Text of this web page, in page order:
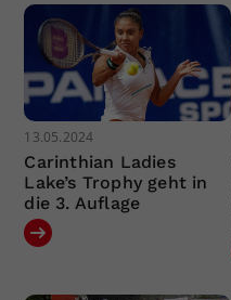
13.05.2024
Carinthian Ladies
Lake’s Trophy geht in
die 3. Auflage